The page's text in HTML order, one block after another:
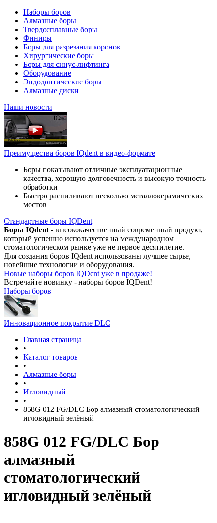
Наборы боров
Алмазные боры
Твердосплавные боры
Финиры
Боры для разрезания коронок
Хирургические боры
Боры для синус-лифтинга
Оборудование
Эндодонтические боры
Алмазные диски
Наши новости
Преимущества боров IQdent в видео-формате
Боры показывают отличные эксплуатационные
качества, хорошую долговечность и высокую точность
обработки
Быстро распиливают несколько металлокерамических
мостов
Стандартные боры IQDent
Боры IQdent - высококачественный современный продукт,
который успешно используется на международном
стоматологическом рынке уже не первое десятилетие.
Для создания боров IQdent использованы лучшее сырье,
новейшие технологии и оборудования.
Новые наборы боров IQDent уже в продаже!
Встречайте новинку - наборы боров IQDent!
Наборы боров
Инновационное покрытие DLC
Главная страница
•
Каталог товаров
•
Алмазные боры
•
Игловидный
•
858G 012 FG/DLC Бор алмазный стоматологический
игловидный зелёный
858G 012 FG/DLC Бор
алмазный
стоматологический
игловидный зелёный